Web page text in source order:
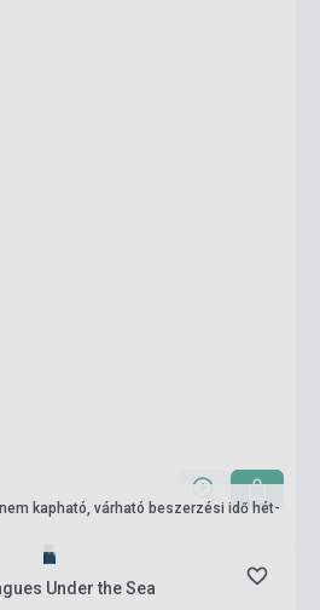
kapható, várható beszerzési idő hét-
Under the Sea